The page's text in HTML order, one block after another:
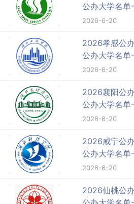
公办大学名单
2026-6-20
2026孝感公
公办大学名单
2026-6-20
2026襄阳公
公办大学名单
2026-6-20
2026咸宁公
公办大学名单
2026-6-20
2026仙桃公